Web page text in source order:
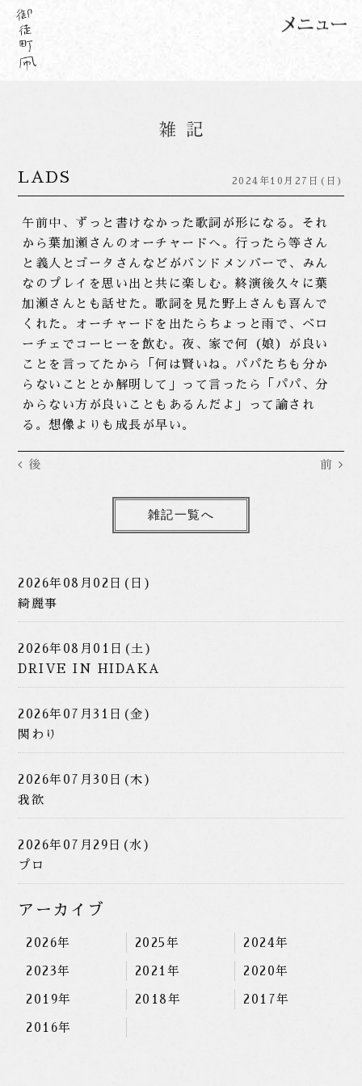
LADS 2024年10月27日(日)
午前中、ずっと書けなかった歌詞が形になる。それ
から葉加瀬さんのオーチャードへ。行ったら等さん
と義人とゴータさんなどがバンドメンバーで、みん
なのプレイを思い出と共に楽しむ。終演後久々に葉
加瀬さんとも話せた。歌詞を見た野上さんも喜んで
くれた。オーチャードを出たらちょっと雨で、ベロ
ーチェでコーヒーを飲む。夜、家で何（娘）が良い
ことを言ってたから「何は賢いね。パパたちも分か
らないこととか解明して」って言ったら「パパ、分
からない方が良いこともあるんだよ」って諭され
る。想像よりも成長が早い。
後 前
雑記一覧へ
2026年08月02日(日)
綺麗事
2026年08月01日(土)
DRIVE IN HIDAKA
2026年07月31日(金)
関わり
2026年07月30日(木)
我欲
2026年07月29日(水)
プロ
アーカイブ
2026年 2025年 2024年
2023年 2021年 2020年
2019年 2018年 2017年
2016年